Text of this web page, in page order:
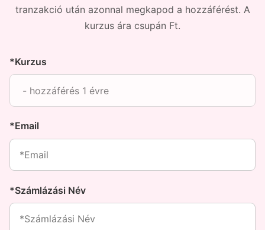
tranzakció után azonnal megkapod a hozzáférést. A
kurzus ára csupán Ft.
*Kurzus
*Email
*Számlázási Név